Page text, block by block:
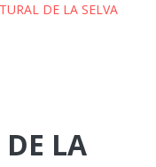
DE LA SELVA
LA